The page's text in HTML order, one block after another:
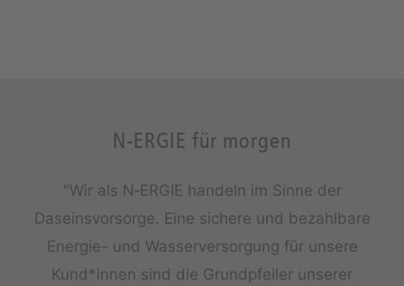
N‑ERGIE für morgen
"Wir als N‑ERGIE handeln im Sinne der
Daseinsvorsorge. Eine sichere und bezahlbare
Energie- und Wasserversorgung für unsere
Kund*innen sind die Grundpfeiler unserer